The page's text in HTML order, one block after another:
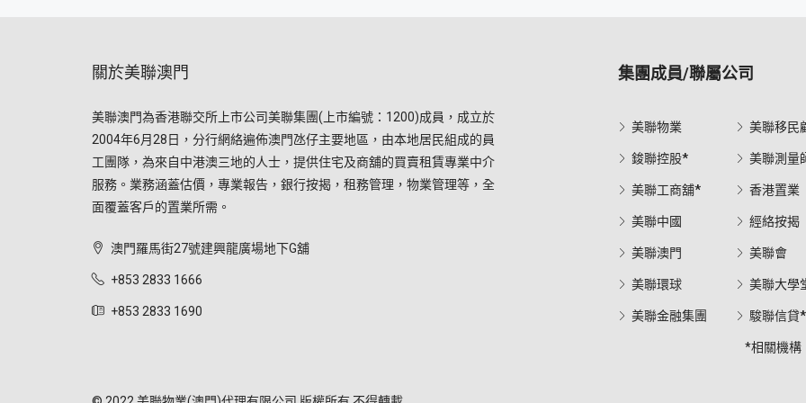
關於美聯澳門
美聯澳門為香港聯交所上市公司美聯集團(上市編號：1200)成員，成立於
2004年6月28日，分行網絡遍佈澳門氹仔主要地區，由本地居民組成的員
工團隊，為來自中港澳三地的人士，提供住宅及商舖的買賣租賃專業中介
服務。業務涵蓋估價，專業報告，銀行按揭，租務管理，物業管理等，全
面覆蓋客戶的置業所需。
澳門羅馬街27號建興龍廣場地下G舖
+853 2833 1666
+853 2833 1690
集團成員/聯屬公司
美聯物業
鋑聯控股*
美聯工商舖*
美聯中國
美聯澳門
美聯環球
美聯金融集團
美聯移民
美聯測量
香港置業
經絡按揭
美聯會
美聯大學
駿聯信貸*
*相關機構